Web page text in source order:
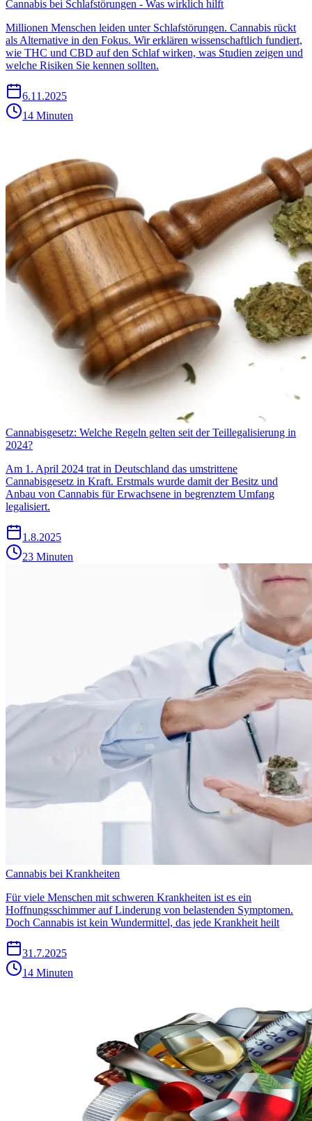
Cannabis bei Schlafstörungen - Was wirklich hilft
Millionen Menschen leiden unter Schlafstörungen. Cannabis rückt
als Alternative in den Fokus. Wir erklären wissenschaftlich fundiert,
wie THC und CBD auf den Schlaf wirken, was Studien zeigen und
welche Risiken Sie kennen sollten.
6.11.2025
14 Minuten
Cannabisgesetz: Welche Regeln gelten seit der Teillegalisierung in
2024?
Am 1. April 2024 trat in Deutschland das umstrittene
Cannabisgesetz in Kraft. Erstmals wurde damit der Besitz und
Anbau von Cannabis für Erwachsene in begrenztem Umfang
legalisiert.
1.8.2025
23 Minuten
Cannabis bei Krankheiten
Für viele Menschen mit schweren Krankheiten ist es ein
Hoffnungsschimmer auf Linderung von belastenden Symptomen.
Doch Cannabis ist kein Wundermittel, das jede Krankheit heilt
31.7.2025
14 Minuten